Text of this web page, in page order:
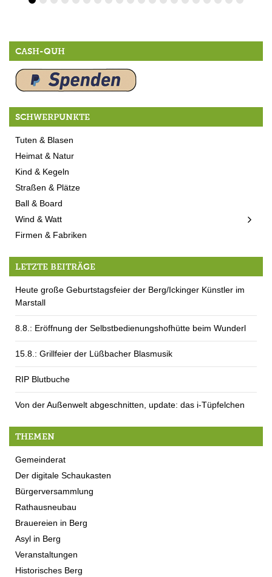
CASH-QUH
SCHWERPUNKTE
Tuten & Blasen
Heimat & Natur
Kind & Kegeln
Straßen & Plätze
Ball & Board
Wind & Watt
Firmen & Fabriken
LETZTE BEITRÄGE
Heute große Geburtstagsfeier der Berg/Ickinger Künstler im
Marstall
8.8.: Eröffnung der Selbstbedienungshofhütte beim Wunderl
15.8.: Grillfeier der Lüßbacher Blasmusik
RIP Blutbuche
Von der Außenwelt abgeschnitten, update: das i-Tüpfelchen
THEMEN
Gemeinderat
Der digitale Schaukasten
Bürgerversammlung
Rathausneubau
Brauereien in Berg
Asyl in Berg
Veranstaltungen
Historisches Berg